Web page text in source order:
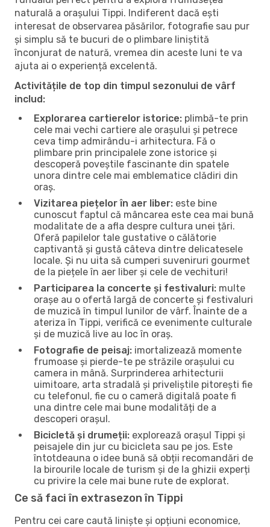
naturală a orașului Tippi. Indiferent dacă ești
interesat de observarea păsărilor, fotografie sau pur
și simplu să te bucuri de o plimbare liniștită
înconjurat de natură, vremea din aceste luni te va
ajuta ai o experiență excelentă.
Activitățile de top din timpul sezonului de vârf
includ:
Explorarea cartierelor istorice: plimbă-te prin
cele mai vechi cartiere ale orașului și petrece
ceva timp admirându-i arhitectura. Fă o
plimbare prin principalele zone istorice și
descoperă poveștile fascinante din spatele
unora dintre cele mai emblematice clădiri din
oraș.
Vizitarea piețelor în aer liber: este bine
cunoscut faptul că mâncarea este cea mai bună
modalitate de a afla despre cultura unei țări.
Oferă papilelor tale gustative o călătorie
captivantă și gustă câteva dintre delicatesele
locale. Și nu uita să cumperi suveniruri gourmet
de la piețele în aer liber și cele de vechituri!
Participarea la concerte și festivaluri: multe
orașe au o ofertă largă de concerte și festivaluri
de muzică în timpul lunilor de vârf. Înainte de a
ateriza în Tippi, verifică ce evenimente culturale
și de muzică live au loc în oraș.
Fotografie de peisaj: imortalizează momente
frumoase și pierde-te pe străzile orașului cu
camera in mână. Surprinderea arhitecturii
uimitoare, arta stradală și priveliștile pitorești fie
cu telefonul, fie cu o cameră digitală poate fi
una dintre cele mai bune modalități de a
descoperi orașul.
Bicicletă și drumeții: explorează orașul Tippi și
peisajele din jur cu bicicleta sau pe jos. Este
întotdeauna o idee bună să obții recomandări de
la birourile locale de turism și de la ghizii experți
cu privire la cele mai bune rute de explorat.
Ce să faci în extrasezon în Tippi
Pentru cei care caută liniște și opțiuni economice,